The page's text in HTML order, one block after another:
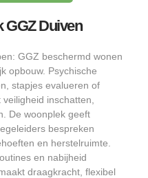
GGZ Duiven
GGZ beschermd wonen
opbouw. Psychische
stapjes evalueren of
inschatten,
De woonplek geeft
bespreken
en herstelruimte.
en nabijheid
draagkracht, flexibel